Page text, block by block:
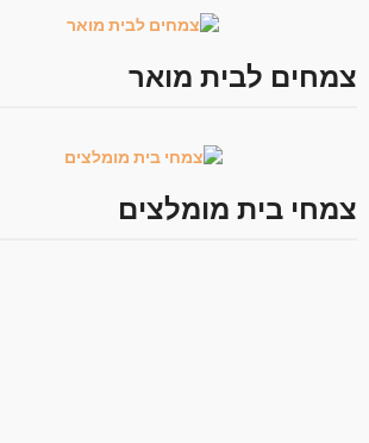
צמחים לבית מואר
צמחי בית מומלצים